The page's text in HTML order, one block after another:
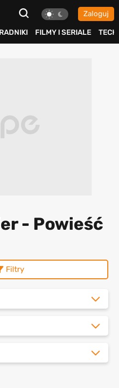
Zaloguj
FILMY I SERIALE TECH
- Powieść
Filtry